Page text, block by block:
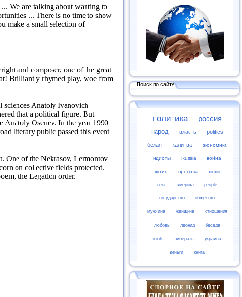
... We are talking about wanting to
... There is no time to show
make a small selection of
and composer, one of the great
Brilliantly rhymed play, woe from
sciences Anatoly Ivanovich
that a political figure. But
Anatoly Osenev. In the year 1990
literary public passed this event
One of the Nekrasov, Lermontov
on collective fields protected.
the Legation order.
Поиск по сайту
политика россия
народ власть politics
белая калитва экономика
идиоты Russia война
путин прогулка люди
секс америка people
государство общество
мужчина женщина отношения
любовь леонид беседа
idiots либералы украина
деньги книга